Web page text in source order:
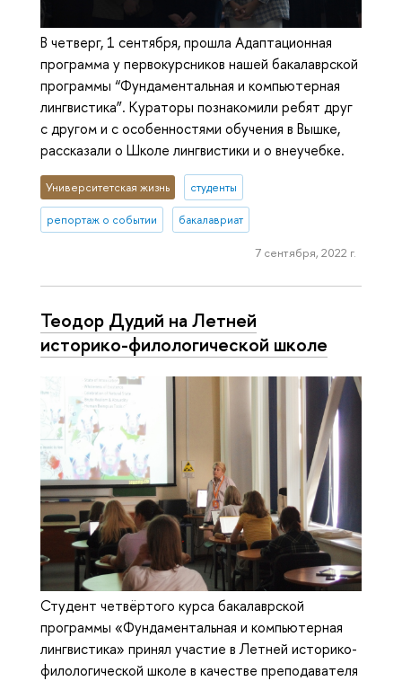
В четверг, 1 сентября, прошла Адаптационная
программа у первокурсников нашей бакалаврской
программы “Фундаментальная и компьютерная
лингвистика”. Кураторы познакомили ребят друг
с другом и с особенностями обучения в Вышке,
рассказали о Школе лингвистики и о внеучебке.
Университетская жизнь студенты
репортаж о событии бакалавриат
7 сентября, 2022 г.
Теодор Дудий на Летней
историко-фи­ло­ло­ги­че­ской школе
Студент четвёртого курса бакалаврской
программы «Фундаментальная и компьютерная
лингвистика» принял участие в Летней историко-
филологической школе в качестве преподавателя